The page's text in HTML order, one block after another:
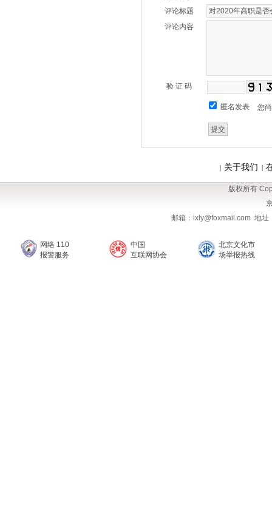
评论标题
评论内容
验 证 码
匿名发表 您
| 关于我们 |
版权所有
邮箱：ixly@foxmail.com 地
网络 110
报警服务
中国
互联网协会
北京文化市
场举报热线